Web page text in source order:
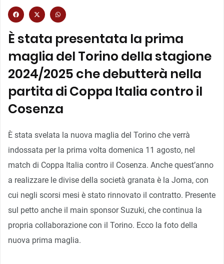
È stata presentata la prima
maglia del Torino della stagione
2024/2025 che debutterà nella
partita di Coppa Italia contro il
Cosenza
È stata svelata la nuova maglia del Torino che verrà
indossata per la prima volta domenica 11 agosto, nel
match di Coppa Italia contro il Cosenza. Anche quest’anno
a realizzare le divise della società granata è la Joma, con
cui negli scorsi mesi è stato rinnovato il contratto. Presente
sul petto anche il main sponsor Suzuki, che continua la
propria collaborazione con il Torino. Ecco la foto della
nuova prima maglia.